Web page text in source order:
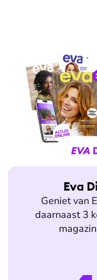
Eva
Geniet van
daarnaast 3